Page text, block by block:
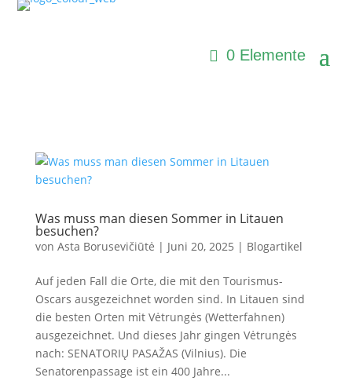
0 Elemente
Was muss man diesen Sommer in Litauen
besuchen?
von Asta Borusevičiūtė | Juni 20, 2025 | Blogartikel
Auf jeden Fall die Orte, die mit den Tourismus-
Oscars ausgezeichnet worden sind. In Litauen sind
die besten Orten mit Vėtrungės (Wetterfahnen)
ausgezeichnet. Und dieses Jahr gingen Vėtrungės
nach: SENATORIŲ PASAŽAS (Vilnius). Die
Senatorenpassage ist ein 400 Jahre...